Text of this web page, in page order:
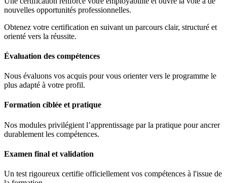
nouvelles opportunités professionnelles.
Obtenez votre certification en suivant un parcours clair, structuré et
orienté vers la réussite.
Évaluation des compétences
Nous évaluons vos acquis pour vous orienter vers le programme le
plus adapté à votre profil.
Formation ciblée et pratique
Nos modules privilégient l’apprentissage par la pratique pour ancrer
durablement les compétences.
Examen final et validation
Un test rigoureux certifie officiellement vos compétences à l'issue de